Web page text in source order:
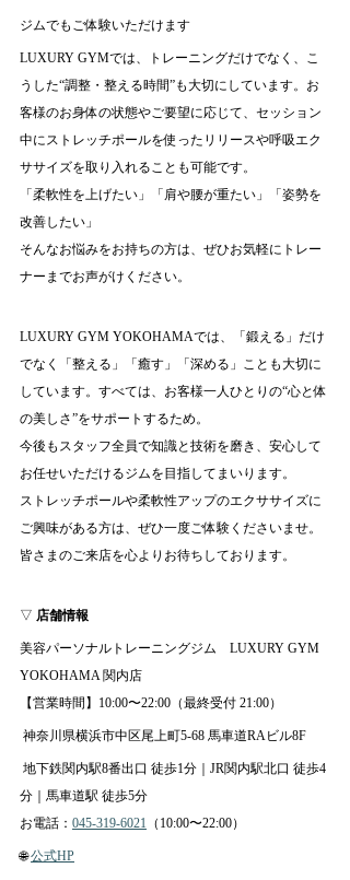
ジムでもご体験いただけます
LUXURY GYMでは、トレーニングだけでなく、こ
うした“調整・整える時間”も大切にしています。お
客様のお身体の状態やご要望に応じて、セッション
中にストレッチポールを使ったリリースや呼吸エク
ササイズを取り入れることも可能です。
「柔軟性を上げたい」「肩や腰が重たい」「姿勢を
改善したい」
そんなお悩みをお持ちの方は、ぜひお気軽にトレー
ナーまでお声がけください。
LUXURY GYM YOKOHAMAでは、「鍛える」だけ
でなく「整える」「癒す」「深める」ことも大切に
しています。すべては、お客様一人ひとりの“心と体
の美しさ”をサポートするため。
今後もスタッフ全員で知識と技術を磨き、安心して
お任せいただけるジムを目指してまいります。
ストレッチポールや柔軟性アップのエクササイズに
ご興味がある方は、ぜひ一度ご体験くださいませ。
皆さまのご来店を心よりお待ちしております。
▽ 店舗情報
美容パーソナルトレーニングジム　LUXURY GYM
YOKOHAMA 関内店
【営業時間】10:00〜22:00（最終受付 21:00）
神奈川県横浜市中区尾上町5-68 馬車道RAビル8F
地下鉄関内駅8番出口 徒歩1分｜JR関内駅北口 徒歩4
分｜馬車道駅 徒歩5分
お電話： 045-319-6021 （10:00〜22:00）
🌐 公式HP